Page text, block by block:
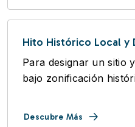
Hito Histórico Local y
Para designar un sitio
bajo zonificación
Descubre Más